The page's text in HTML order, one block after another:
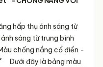
hấp thụ ánh sáng từ
® Dưới đây là bảng màu